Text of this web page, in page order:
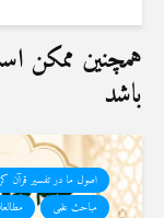
همچنین ممکن
باشد
اصول ما در تفسیر قرآن
مباحث علمی